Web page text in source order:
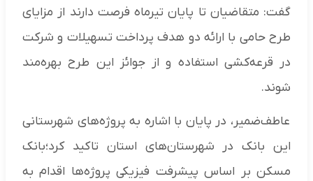
گفت: متقاضیان تا پایان تیرماه فرصت دارند از مزایای
طرح حامی با ارائه دو هدف پرداخت تسهیلات و شرکت
در قرعه‌کشی استفاده و از جوائز این طرح بهره‌مند
شوند.
عاطف‌ضمیر، در پایان با اشاره به پروژه‌های شهرستانی
این بانک در شهرستان‌های استان تاکید کرد؛بانک
مسکن بر اساس پیشرفت فیزیکی پروژه‌ها اقدام به